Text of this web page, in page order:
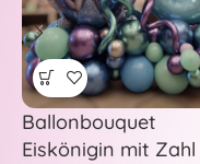
Ballonbouquet
Eiskönigin mit Zahl